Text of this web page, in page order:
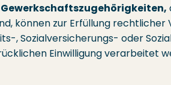
können zur Erfüllung
, Sozialversicherungs- oder
Einwilligung verarbeitet